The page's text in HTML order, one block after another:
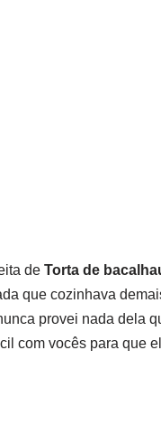
de Torta de
que cozinhava
provei nada dela
com vocês para que